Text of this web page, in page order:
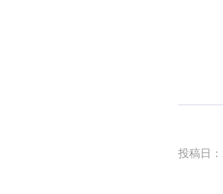
投稿日：